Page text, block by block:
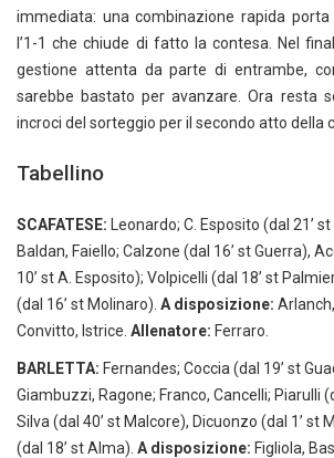
immediata: una combinazione rapida
l’1-1 che chiude di fatto la contesa. Nel
gestione attenta da parte di entrambe,
sarebbe bastato per avanzare. Ora resta
incroci del sorteggio per il secondo atto della
Tabellino
SCAFATESE: Leonardo; C. Esposito (dal 21’
Baldan, Faiello; Calzone (dal 16’ st Guerra),
10’ st A. Esposito); Volpicelli (dal 18’ st
(dal 16’ st Molinaro). A disposizione:
Convitto, Istrice. Allenatore: Ferraro.
BARLETTA: Fernandes; Coccia (dal 19’ st
Giambuzzi, Ragone; Franco, Cancelli; Piarulli
Silva (dal 40’ st Malcore), Dicuonzo (dal 1’ st
(dal 18’ st Alma). A disposizione: Figliola,